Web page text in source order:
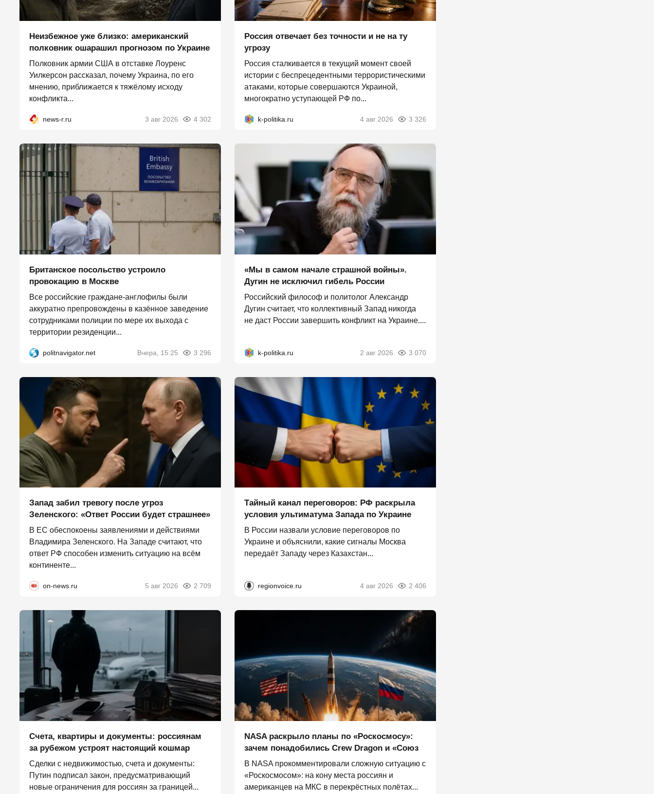
Неизбежное уже близко: американский
полковник ошарашил прогнозом по Украине
Полковник армии США в отставке Лоуренс
Уилкерсон рассказал, почему Украина, по его
мнению, приближается к тяжёлому исходу
конфликта...
news-r.ru 3 авг 2026 4 302
Россия отвечает без точности и не на ту
угрозу
Россия сталкивается в текущий момент своей
истории с беспрецедентными террористическими
атаками, которые совершаются Украиной,
многократно уступающей РФ по...
k-politika.ru 4 авг 2026 3 326
Британское посольство устроило
провокацию в Москве
Все российские граждане-англофилы были
аккуратно препровождены в казённое заведение
сотрудниками полиции по мере их выхода с
территории резиденции...
politnavigator.net Вчера, 15:25 3 296
«Мы в самом начале страшной войны».
Дугин не исключил гибель России
Российский философ и политолог Александр
Дугин считает, что коллективный Запад никогда
не даст России завершить конфликт на Украине....
k-politika.ru 2 авг 2026 3 070
Запад забил тревогу после угроз
Зеленского: «Ответ России будет страшнее»
В ЕС обеспокоены заявлениями и действиями
Владимира Зеленского. На Западе считают, что
ответ РФ способен изменить ситуацию на всём
континенте...
on-news.ru 5 авг 2026 2 709
Тайный канал переговоров: РФ раскрыла
условия ультиматума Запада по Украине
В России назвали условие переговоров по
Украине и объяснили, какие сигналы Москва
передаёт Западу через Казахстан...
regionvoice.ru 4 авг 2026 2 406
Счета, квартиры и документы: россиянам
за рубежом устроят настоящий кошмар
Сделки с недвижимостью, счета и документы:
Путин подписал закон, предусматривающий
новые ограничения для россиян за границей...
NASA раскрыло планы по «Роскосмосу»:
зачем понадобились Crew Dragon и «Союз
В NASA прокомментировали сложную ситуацию с
«Роскосмосом»: на кону места россиян и
американцев на МКС в перекрёстных полётах...